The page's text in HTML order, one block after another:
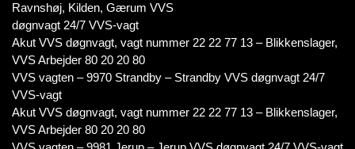
Ravnshøj, Kilden, Gærum VVS
døgnvagt 24/7 VVS-vagt
Akut VVS døgnvagt, vagt nummer 22 22 77 13 – Blikkenslager,
VVS Arbejder 80 20 20 80
VVS vagten – 9970 Strandby – Strandby VVS døgnvagt 24/7
VVS-vagt
Akut VVS døgnvagt, vagt nummer 22 22 77 13 – Blikkenslager,
VVS Arbejder 80 20 20 80